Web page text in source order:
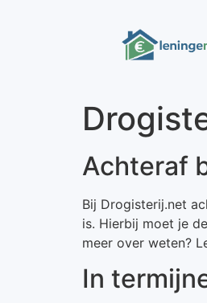
Achteraf
Bij Drogisterij.net
is. Hierbij moet je
meer over weten?
In